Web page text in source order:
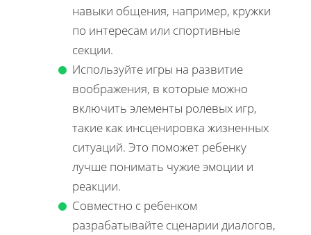
навыки общения, например, кружки
по интересам или спортивные
секции.
Используйте игры на развитие
воображения, в которые можно
включить элементы ролевых игр,
такие как инсценировка жизненных
ситуаций. Это поможет ребенку
лучше понимать чужие эмоции и
реакции.
Совместно с ребенком
разрабатывайте сценарии диалогов,